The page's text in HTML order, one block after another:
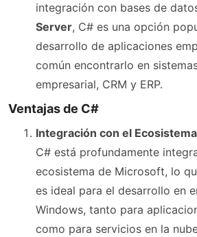
integración con bases de
Server, C# es una opción
desarrollo de aplicaciones
común encontrarlo en
empresarial, CRM y ERP.
Ventajas de C#
Integración con el
C# está profundamente
ecosistema de Microsoft, lo
es ideal para el desarrollo en
Windows, tanto para
como para servicios en la